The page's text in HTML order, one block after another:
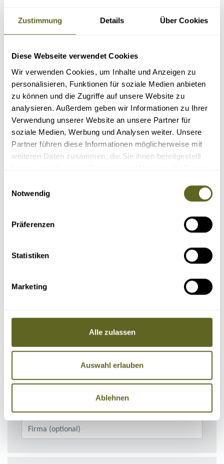
Zustimmung Details Über Cookies
Diese Webseite verwendet Cookies
Wir verwenden Cookies, um Inhalte und Anzeigen zu
personalisieren, Funktionen für soziale Medien anbieten
zu können und die Zugriffe auf unsere Website zu
analysieren. Außerdem geben wir Informationen zu Ihrer
Verwendung unserer Website an unsere Partner für
soziale Medien, Werbung und Analysen weiter. Unsere
Partner führen diese Informationen möglicherweise mit
weiteren Daten zusammen, die Sie ihnen bereitgestellt
Notwendig
Präferenzen
Statistiken
Marketing
Alle zulassen
Auswahl erlauben
Ablehnen
KONTAKTDATEN